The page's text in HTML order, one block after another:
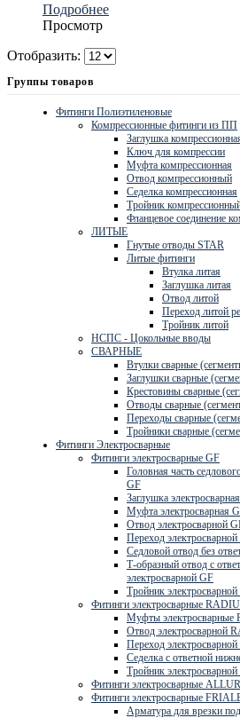
Подробнее
Просмотр
Отобразить:
Группы товаров
Фитинги Полиэтиленовые
Компрессионные фитинги из ПП
Заглушка
Ключ для компрессии
Муфта компрессионная
Отвод компрессионный
Седелка компрессионная
Тройник
Фланцевое соединение
ЛИТЫЕ
Гнутые отводы STAR
Литые фитинги
Втулка литая
Заглушка литая
Отвод литой
Переход литой
Тройник литой
НСПС - Цокольные вводы
СВАРНЫЕ
Втулки сварные
Заглушки сварные
Крестовины сварные
Отводы сварные
Переходы сварные
Тройники сварные
Фитинги Электросварные
Фитинги электросварные GF
Головная часть
GF
Заглушка
Муфта электросварная
Отвод электросварной
Переход
Седловой отвод без
Т-образный отвод с
электросварной GF
Тройник
Фитинги электросварные
Муфты электросварные
Отвод электросварной
Переход
Седелка с ответной
Тройник
Фитинги электросварные
Фитинги электросварные
Арматура для врезки